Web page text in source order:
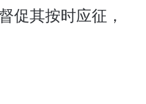
促其按时应征，